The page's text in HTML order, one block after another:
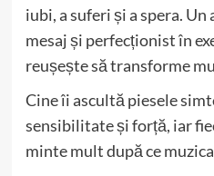
iubi, a suferi și a spera.
mesaj și perfecționist în
reușește să transforme
Cine îi ascultă piesele
sensibilitate și forță, iar
minte mult după ce